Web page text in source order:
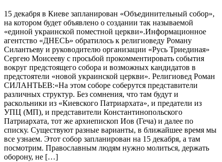
15 декабря в Киеве запланирован «Объединительный собор»,
на котором будет объявлено о создании так называемой
«единой украинской поместной церкви».Информационное
агентство «ДНЕСЬ» обратилось к религиоведу Роману
Силантьеву и руководителю организации «Русь Триединая»
Сергею Моисееву с просьбой прокомментировать события
вокруг предстоящего собора и возможных кандидатов в
предстоятели «новой украинской церкви». Религиовед Роман
СИЛАНТЬЕВ:«На этом соборе соберутся представители
различных структур. Без сомнения, что там будут и
раскольники из «Киевского Патриархата», и предатели из
УПЦ (МП), и представители Константинопольского
Патриархата, тот же архиепископ Иов (Геча) и далее по
списку. Существуют разные варианты, в ближайшее время мы
все узнаем. Этот собор запланирован на 15 декабря, а там
посмотрим. Православным людям нужно молиться, держать
оборону, не […]